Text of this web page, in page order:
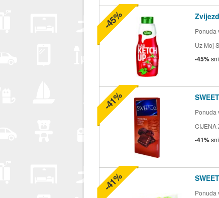
Ponuda
Uz Moj
-45%
-45%
Ponuda
CIJENA
-41%
-41%
Ponuda
-41%